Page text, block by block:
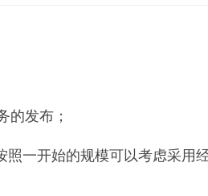
发布；
开始的规模可以考虑采用